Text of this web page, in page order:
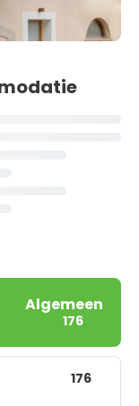
Algemeen
176
176